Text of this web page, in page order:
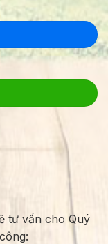
tư vấn cho Quý